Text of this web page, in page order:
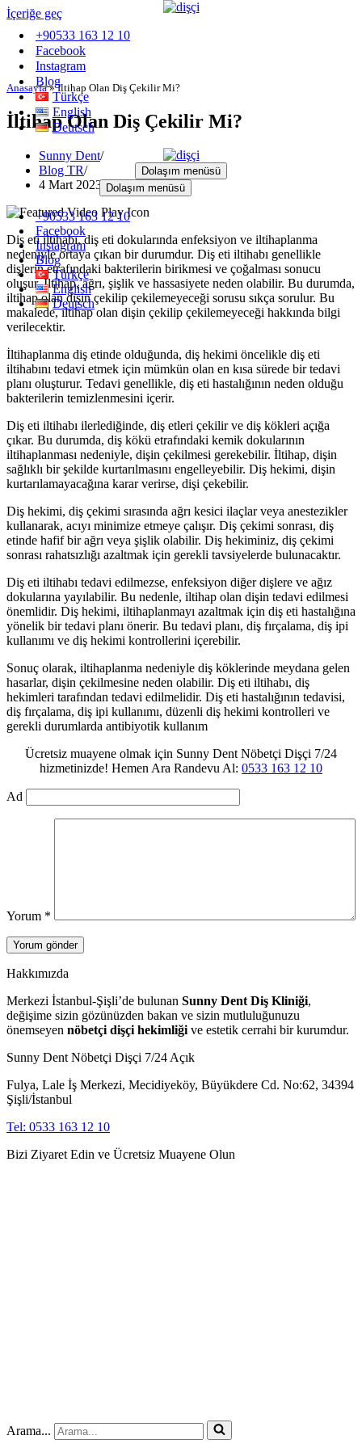
İçeriğe geç
+90533 163 12 10
Facebook
Instagram
Blog
Türkçe
English
Deutsch
Dolaşım menüsü
Dolaşım menüsü
+90533 163 12 10
Facebook
Instagram
Blog
Türkçe
English
Deutsch
Anasayfa»İltihap Olan Diş Çekilir Mi?
İltihap Olan Diş Çekilir Mi?
Sunny Dent
Blog TR
4 Mart 202329 Eylül 2025
Diş eti iltihabı, diş eti dokularında enfeksiyon ve iltihaplanma
nedeniyle ortaya çıkan bir durumdur. Diş eti iltihabı genellikle
dişlerin etrafındaki bakterilerin birikmesi ve çoğalması sonucu
oluşur. İltihap, ağrı, şişlik ve hassasiyete neden olabilir. Bu durumda,
iltihap olan dişin çekilip çekilemeyeceği sorusu sıkça sorulur. Bu
makalede, iltihap olan dişin çekilip çekilemeyeceği hakkında bilgi
verilecektir.
İltihaplanma diş etinde olduğunda, diş hekimi öncelikle diş eti
iltihabını tedavi etmek için mümkün olan en kısa sürede bir tedavi
planı oluşturur. Tedavi genellikle, diş eti hastalığının neden olduğu
bakterilerin temizlenmesini içerir.
Diş eti iltihabı ilerlediğinde, diş etleri çekilir ve diş kökleri açığa
çıkar. Bu durumda, diş kökü etrafındaki kemik dokularının
iltihaplanması nedeniyle, dişin çekilmesi gerekebilir. İltihap, dişin
sağlıklı bir şekilde kurtarılmasını engelleyebilir. Diş hekimi, dişin
kurtarılamayacağına karar verirse, dişi çekebilir.
Diş hekimi, diş çekimi sırasında ağrı kesici ilaçlar veya anestezikler
kullanarak, acıyı minimize etmeye çalışır. Diş çekimi sonrası, diş
etinde hafif bir ağrı veya şişlik olabilir. Diş hekiminiz, diş çekimi
sonrası rahatsızlığı azaltmak için gerekli tavsiyelerde bulunacaktır.
Diş eti iltihabı tedavi edilmezse, enfeksiyon diğer dişlere ve ağız
dokularına yayılabilir. Bu nedenle, iltihap olan dişin tedavi edilmesi
önemlidir. Diş hekimi, iltihaplanmayı azaltmak için diş eti hastalığına
yönelik bir tedavi planı önerir. Bu tedavi planı, diş fırçalama, diş ipi
kullanımı ve diş hekimi kontrollerini içerebilir.
Sonuç olarak, iltihaplanma nedeniyle diş köklerinde meydana gelen
hasarlar, dişin çekilmesine neden olabilir. Diş eti iltihabı, diş
hekimleri tarafından tedavi edilmelidir. Diş eti hastalığının tedavisi,
diş fırçalama, diş ipi kullanımı, düzenli diş hekimi kontrolleri ve
gerekli durumlarda antibiyotik kullanım
Ücretsiz muayene olmak için Sunny Dent Nöbetçi Dişçi 7/24
hizmetinizde! Hemen Ara Randevu Al: 0533 163 12 10
Ad
Yorum *
Hakkımızda
Merkezi İstanbul-Şişli’de bulunan Sunny Dent Diş Kliniği,
değişime sizin gözünüzden bakan ve sizin mutluluğunuzu
önemseyen nöbetçi dişçi hekimliği ve estetik cerrahi bir kurumdur.
Sunny Dent Nöbetçi Dişçi 7/24 Açık
Fulya, Lale İş Merkezi, Mecidiyeköy, Büyükdere Cd. No:62, 34394
Şişli/İstanbul
Tel: 0533 163 12 10
Bizi Ziyaret Edin ve Ücretsiz Muayene Olun
Arama...